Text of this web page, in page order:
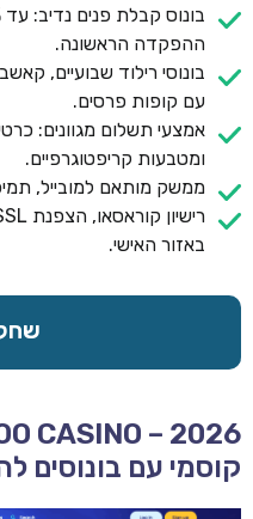
ההפקדה הראשונה.
בונוסי רילוד שבועיים,
עם קופות פרסים.
אמצעי תשלום מגוונים:
ומטבעות קריפטוגרפיים.
ממשק מותאם למובייל,
באזור האישי.
קוסמי עם בונוסים